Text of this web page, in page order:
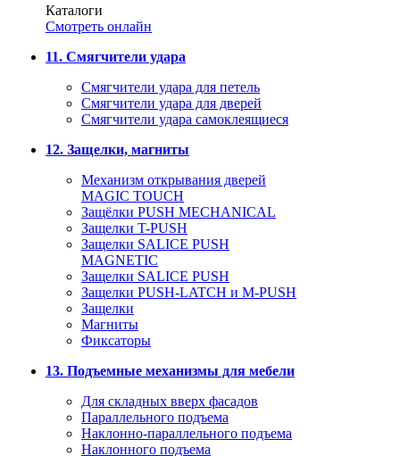
Каталоги
Смотреть онлайн
11. Смягчители удара
Смягчители удара для петель
Смягчители удара для дверей
Cмягчители удара самоклеящиеся
12. Защелки, магниты
Механизм открывания дверей
MAGIC TOUCH
Защёлки PUSH MECHANICAL
Защелки T-PUSH
Защелки SALICE PUSH
MAGNETIC
Защелки SALICE PUSH
Защелки PUSH-LATCH и M-PUSH
Защелки
Магниты
Фиксаторы
13. Подъемные механизмы для мебели
Для складных вверх фасадов
Параллельного подъема
Наклонно-параллельного подъема
Наклонного подъема